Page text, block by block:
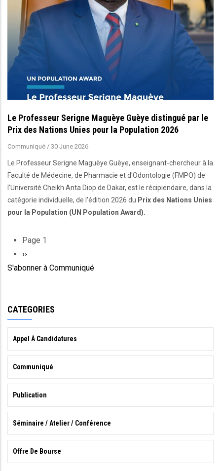
Le Professeur Serigne Maguèye Guèye distingué par le
Prix des Nations Unies pour la Population 2026
Communiqué / 30 June 2026
Le Professeur Serigne Maguèye Guèye, enseignant-chercheur à la
Faculté de Médecine, de Pharmacie et d'Odontologie (FMPO) de
l'Université Cheikh Anta Diop de Dakar, est le récipiendaire, dans la
catégorie individuelle, de l'édition 2026 du Prix des Nations Unies
pour la Population (UN Population Award).
Pagination
Page 1
Page
suivante
››
S'abonner à Communiqué
CATEGORIES
Appel À Candidatures
Communiqué
Publication
Séminaire / Atelier / Conférence
Offre De Bourse